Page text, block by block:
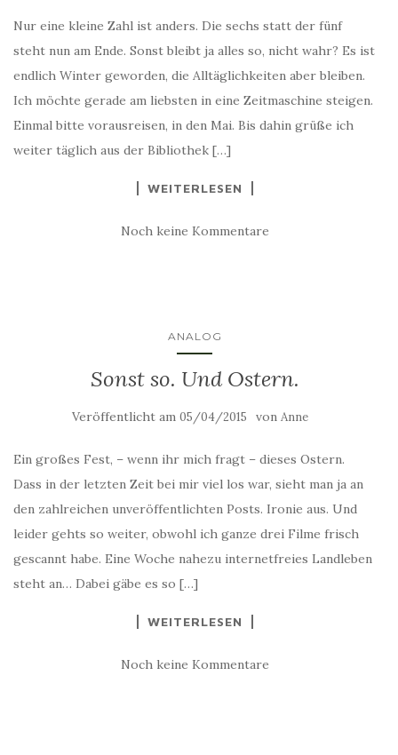
Nur eine kleine Zahl ist anders. Die sechs statt der fünf
steht nun am Ende. Sonst bleibt ja alles so, nicht wahr? Es ist
endlich Winter geworden, die Alltäglichkeiten aber bleiben.
Ich möchte gerade am liebsten in eine Zeitmaschine steigen.
Einmal bitte vorausreisen, in den Mai. Bis dahin grüße ich
weiter täglich aus der Bibliothek […]
WEITERLESEN
Noch keine Kommentare
ANALOG
Sonst so. Und Ostern.
Veröffentlicht am 05/04/2015 von Anne
Ein großes Fest, – wenn ihr mich fragt – dieses Ostern.
Dass in der letzten Zeit bei mir viel los war, sieht man ja an
den zahlreichen unveröffentlichten Posts. Ironie aus. Und
leider gehts so weiter, obwohl ich ganze drei Filme frisch
gescannt habe. Eine Woche nahezu internetfreies Landleben
steht an… Dabei gäbe es so […]
WEITERLESEN
Noch keine Kommentare